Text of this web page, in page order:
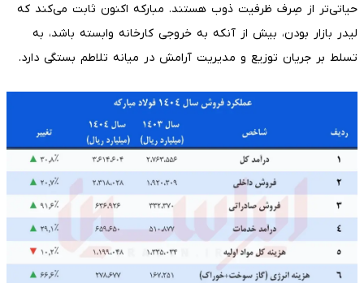
حیاتی‌تر از صِرف ظرفیت ذوب هستند. مبارکه اکنون ثابت می‌کند که
لیدر بازار بودن، بیش از آنکه به خروجی کارخانه وابسته باشد، به
تسلط بر جریان توزیع و مدیریت آرامش در میانه تلاطم بستگی دارد.